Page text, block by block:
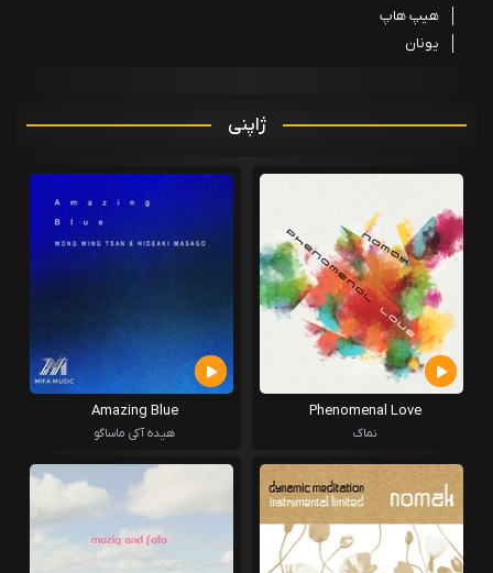
هیپ هاپ
یونان
ژاپنی
Phenomenal Love
نماک
Amazing Blue
هیده آکی ماساگو